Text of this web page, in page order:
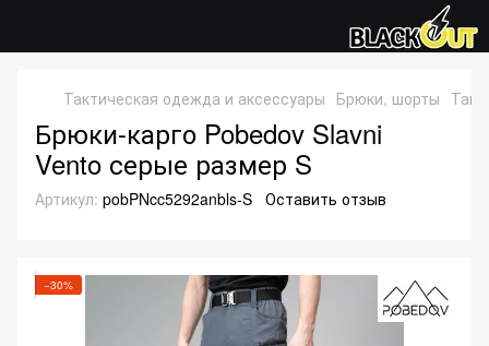
Тактическая одежда и аксессуары Брюки, шорты
Брюки-карго Pobedov Slavni
Vento серые размер S
Артикул: pobPNcc5292anbls-S Оставить отзыв
−30%